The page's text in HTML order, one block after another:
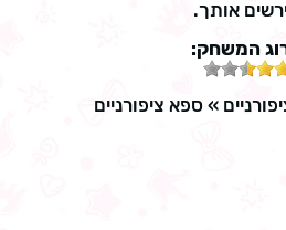
אותך.
המשחק:
»ספא ציפורניים